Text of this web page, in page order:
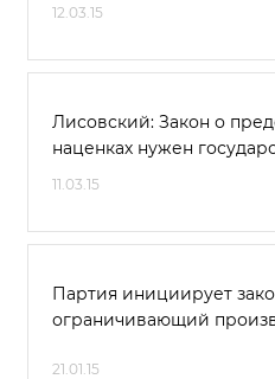
12.03.15
Лисовский: Закон о
наценках нужен
11.03.15
Партия инициирует
ограничивающий
21.01.15